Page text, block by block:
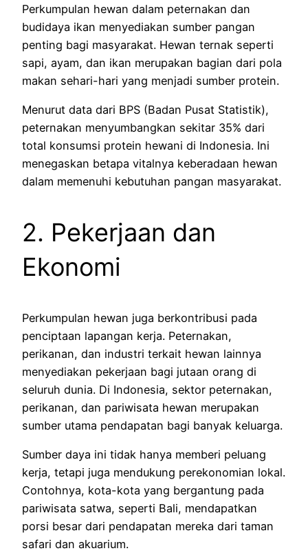
Perkumpulan hewan dalam peternakan dan
budidaya ikan menyediakan sumber pangan
penting bagi masyarakat. Hewan ternak seperti
sapi, ayam, dan ikan merupakan bagian dari pola
makan sehari-hari yang menjadi sumber protein.
Menurut data dari BPS (Badan Pusat Statistik),
peternakan menyumbangkan sekitar 35% dari
total konsumsi protein hewani di Indonesia. Ini
menegaskan betapa vitalnya keberadaan hewan
dalam memenuhi kebutuhan pangan masyarakat.
2. Pekerjaan dan
Ekonomi
Perkumpulan hewan juga berkontribusi pada
penciptaan lapangan kerja. Peternakan,
perikanan, dan industri terkait hewan lainnya
menyediakan pekerjaan bagi jutaan orang di
seluruh dunia. Di Indonesia, sektor peternakan,
perikanan, dan pariwisata hewan merupakan
sumber utama pendapatan bagi banyak keluarga.
Sumber daya ini tidak hanya memberi peluang
kerja, tetapi juga mendukung perekonomian lokal.
Contohnya, kota-kota yang bergantung pada
pariwisata satwa, seperti Bali, mendapatkan
porsi besar dari pendapatan mereka dari taman
safari dan akuarium.